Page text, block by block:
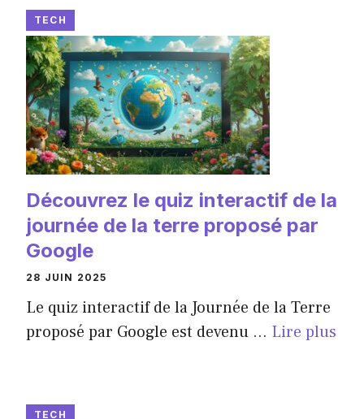
TECH
Découvrez le quiz interactif de la
journée de la terre proposé par
Google
28 JUIN 2025
Le quiz interactif de la Journée de la Terre
proposé par Google est devenu ... Lire plus
TECH